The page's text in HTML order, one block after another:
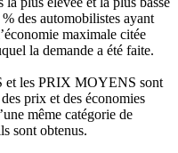
des automobilistes ayant
maximale citée
la demande a été faite.
les PRIX MOYENS sont
prix et des économies
même catégorie de
sont obtenus.